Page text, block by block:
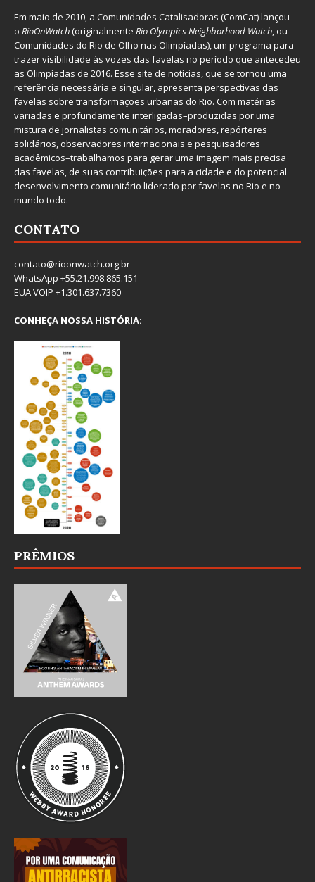
Em maio de 2010, a Comunidades Catalisadoras (ComCat) lançou
o RioOnWatch(originalmente Rio Olympics Neighborhood Watch, ou
Comunidades do Rio de Olho nas Olimpíadas), um programa para
trazer visibilidade às vozes das favelas no período que antecedeu
as Olimpíadas de 2016. Esse site de notícias, que se tornou uma
referência necessária e singular, apresenta perspectivas das
favelas sobre transformações urbanas do Rio. Com matérias
variadas e profundamente interligadas–produzidas por uma
mistura de jornalistas comunitários, moradores, repórteres
solidários, observadores internacionais e pesquisadores
acadêmicos–trabalhamos para gerar uma imagem mais precisa
das favelas, de suas contribuições para a cidade e do potencial
desenvolvimento comunitário liderado por favelas no Rio e no
mundo todo.
CONTATO
contato@rioonwatch.org.br
WhatsApp +55.21.998.865.151
EUA VOIP +1.301.637.7360
CONHEÇA NOSSA HISTÓRIA:
PRÊMIOS